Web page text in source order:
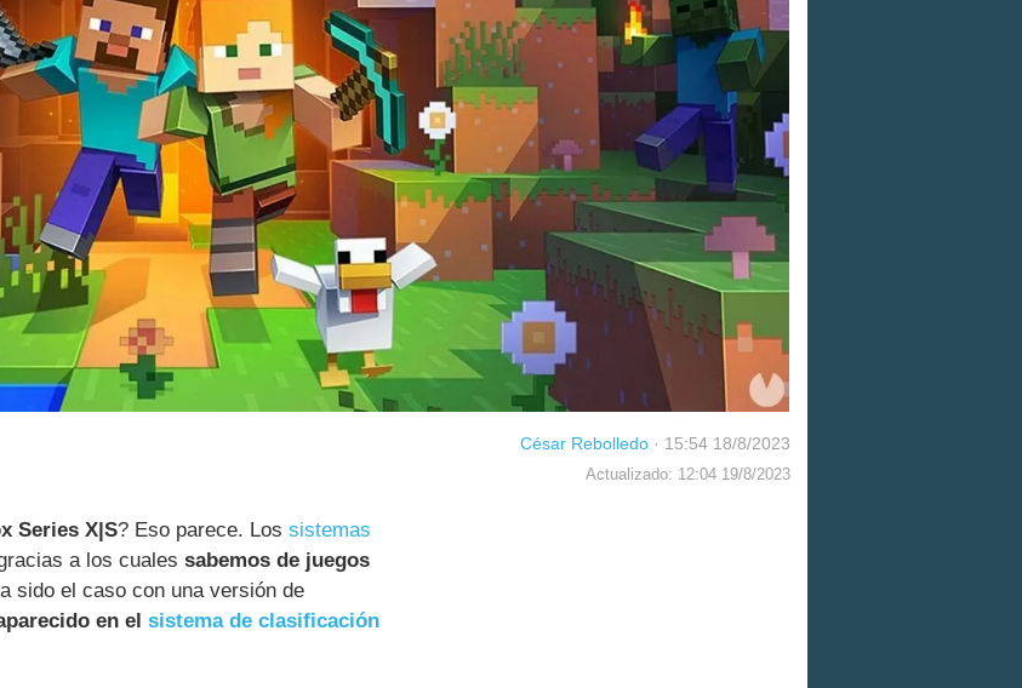
César Rebolledo · 15:54 18/8/2023
Actualizado: 12:04 19/8/2023
Series X|S? Eso parece. Los sistemas
a los cuales sabemos de juegos
sido el caso con una versión de
en el sistema de clasificación